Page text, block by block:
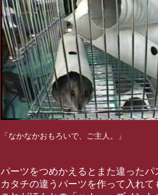
「なかなかおもろいで、ご主人。」
パーツをつめかえるとまた違ったパ
カタチの違うパーツを作って入れて